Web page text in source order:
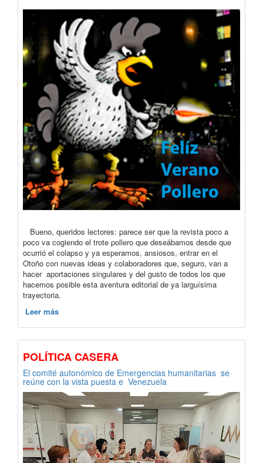
Bueno, queridos lectores: parece ser que la revista poco a
poco va cogiendo el trote pollero que deseábamos desde que
ocurrió el colapso y ya esperamos, ansiosos, entrar en el
Otoño con nuevas ideas y colaboradores que, seguro, van a
hacer aportaciones singulares y del gusto de todos los que
hacemos posible esta aventura editorial de ya larguísima
trayectoria.
Leer más
POLÍTICA CASERA
El comité autonómico de Emergencias humanitarias se
reúne con la vista puesta e Venezuela